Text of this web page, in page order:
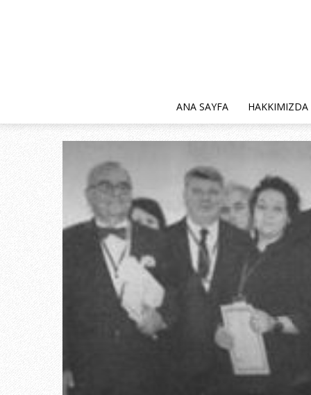
ANA SAYFA HAKKIMIZDA